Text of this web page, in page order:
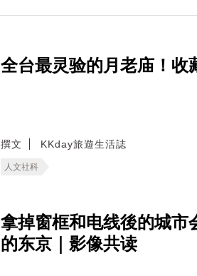
全台最灵验的月老庙！收
撰文 KKday旅遊生活誌
人文社科
拿掉窗框和电线後的城市
的东京｜影像共读